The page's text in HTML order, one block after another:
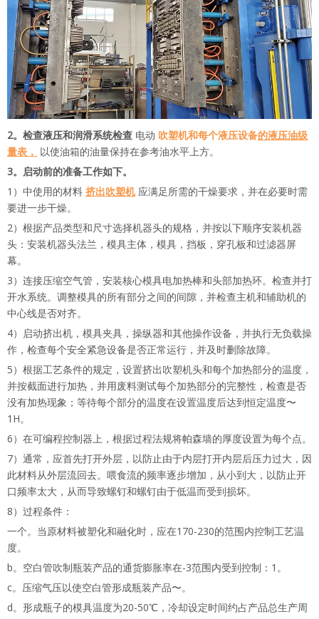
2。检查液压和润滑系统检查 电动 吹塑机和每个液压设备的液压油级
量表， 以使油箱的油量保持在参考油水平上方。
3。启动前的准备工作如下。
1）中使用的材料 挤出吹塑机应满足所需的干燥要求，并在必要时需
要进一步干燥。
2）根据产品类型和尺寸选择机器头的规格，并按以下顺序安装机器
头：安装机器头法兰，模具主体，模具，挡板，穿孔板和过滤器屏
幕。
3）连接压缩空气管，安装核心模具电加热棒和头部加热环。检查并打
开水系统。调整模具的所有部分之间的间隙，并检查主机和辅助机的
中心线是否对齐。
4）启动挤出机，模具夹具，操纵器和其他操作设备，并执行无负载操
作，检查每个安全紧急设备是否正常运行，并及时删除故障。
5）根据工艺条件的规定，设置挤出吹塑机头和每个加热部分的温度，
并按截面进行加热，并用废料测试每个加热部分的完整性，检查是否
没有加热现象；等待每个部分的温度在设置温度后达到恒定温度〜
1H。
6）在可编程控制器上，根据过程法规将帕森墙的厚度设置为每个点。
7）通常，应首先打开外层，以防止由于内层打开内层后压力过大，因
此材料从外层流回去。喂食流的频率逐步增加，从小到大，以防止开
口频率太大，从而导致螺钉和螺钉由于低温而受到损坏。
8）过程条件：
一个。当原材料被塑化和融化时，应在170-230的范围内控制工艺温
度。
b。空白管吹制瓶装产品的通货膨胀率在-3范围内受到控制：1。
c。压缩气压以使空白管形成瓶装产品〜。
d。形成瓶子的模具温度为20-50℃，冷却设定时间约占产品总生产周